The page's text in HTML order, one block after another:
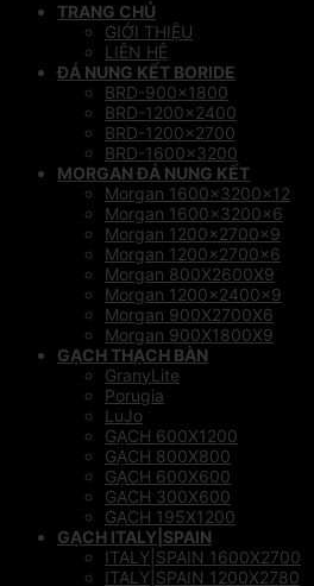
TRANG CHỦ
GIỚI THIỆU
LIÊN HỆ
ĐÁ NUNG KẾT BORIDE
BRD-900×1800
BRD-1200×2400
BRD-1200×2700
BRD-1600×3200
MORGAN ĐÁ NUNG KẾT
Morgan 1600x3200x12
Morgan 1600x3200x6
Morgan 1200x2700x9
Morgan 1200x2700x6
Morgan 800X2600X9
Morgan 1200x2400x9
Morgan 900X2700X6
Morgan 900X1800X9
GẠCH THẠCH BÀN
GranyLite
Porugia
LuJo
GẠCH 600X1200
GẠCH 800X800
GẠCH 600X600
GACH 300X600
GẠCH 195X1200
GẠCH ITALY|SPAIN
ITALY|SPAIN 1600X2700
ITALY|SPAIN 1200X2780